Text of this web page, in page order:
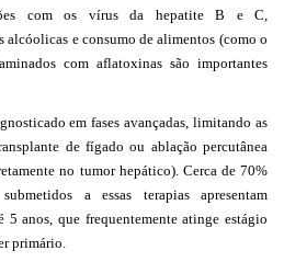
com os vírus da hepatite B e C,
alcóolicas econsumo de alimentos (como o
com aflatoxinas são importantes
em fases avançadas, limitando as
de fígado ou ablação percutânea
no tumor hepático). Cerca de 70%
a essas terapias apresentam
5 anos, que frequentemente atinge estágio
primário.